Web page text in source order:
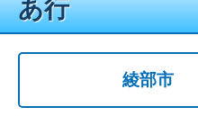
あ行
綾部市